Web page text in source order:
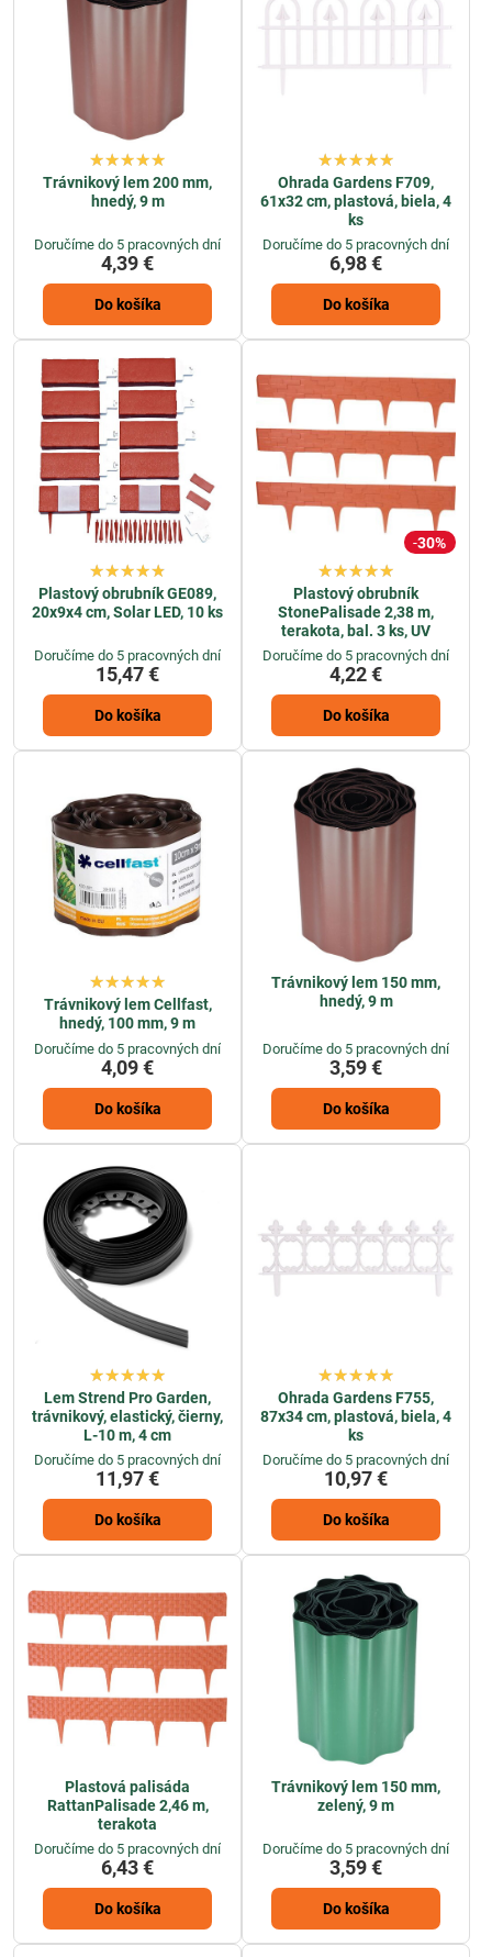
Trávnikový lem 200 mm,
hnedý, 9 m
Doručíme do 5 pracovných dní
4,39 €
Do košíka
Ohrada Gardens F709,
61x32 cm, plastová, biela, 4
ks
Doručíme do 5 pracovných dní
6,98 €
Do košíka
Plastový obrubník GE089,
20x9x4 cm, Solar LED, 10 ks
Doručíme do 5 pracovných dní
15,47 €
Do košíka
30%
Plastový obrubník
StonePalisade 2,38 m,
terakota, bal. 3 ks, UV
Doručíme do 5 pracovných dní
4,22 €
Do košíka
Trávnikový lem Cellfast,
hnedý, 100 mm, 9 m
Doručíme do 5 pracovných dní
4,09 €
Do košíka
Trávnikový lem 150 mm,
hnedý, 9 m
Doručíme do 5 pracovných dní
3,59 €
Do košíka
Lem Strend Pro Garden,
trávnikový, elastický, čierny,
L-10 m, 4 cm
Doručíme do 5 pracovných dní
11,97 €
Do košíka
Ohrada Gardens F755,
87x34 cm, plastová, biela, 4
ks
Doručíme do 5 pracovných dní
10,97 €
Do košíka
Plastová palisáda
RattanPalisade 2,46 m,
terakota
Doručíme do 5 pracovných dní
6,43 €
Do košíka
Trávnikový lem 150 mm,
zelený, 9 m
Doručíme do 5 pracovných dní
3,59 €
Do košíka